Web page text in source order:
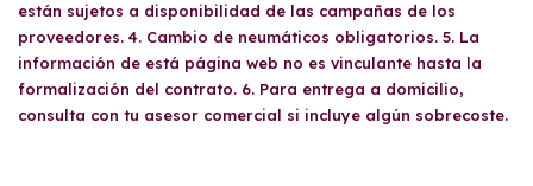
están sujetos a disponibilidad de las campañas de los
proveedores. 4. Cambio de neumáticos obligatorios. 5. La
información de está página web no es vinculante hasta la
formalización del contrato. 6. Para entrega a domicilio,
consulta con tu asesor comercial si incluye algún sobrecoste.